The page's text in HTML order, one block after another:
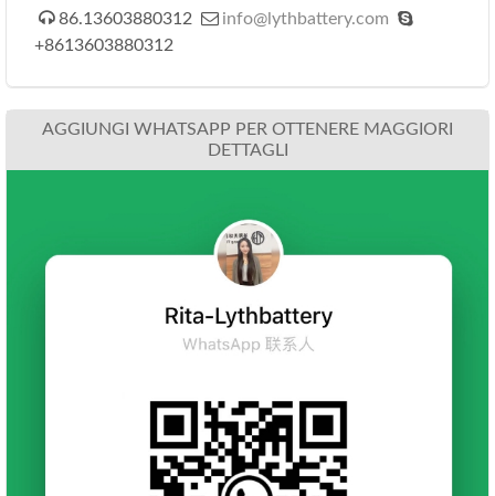
 86.13603880312  info@lythbattery.com 
+8613603880312
AGGIUNGI WHATSAPP PER OTTENERE MAGGIORI
DETTAGLI